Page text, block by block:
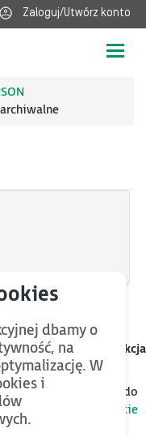
Zaloguj/Utwórz konto
Rozmiar Akcja
bazy wiedzy, wróć do
Panele operatorskie
dbamy o
na
W
i